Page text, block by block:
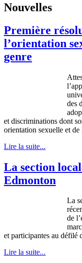
Nouvelles
Première
l’orientation
genre
des
et discriminations dont
orientation sexuelle et
Lire la suite...
La section
Edmonton
La
de
et participantes au défilé
Lire la suite...